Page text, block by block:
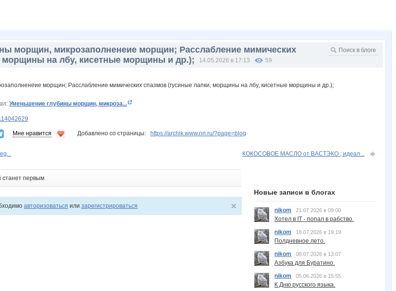
морщин, микрозаполненеие морщин; Расслабление мимических
морщины на лбу, кисетные морщины и др.);
14.05.2026 в 17:13 59
Уменьшение глубины морщин, микроза...
Мне нравится Добавлено со страницы: https://archik.www.nn.ru/?page=blog
КОКОСОВОЕ МАСЛО от ВАСТЭКО ; идеал...
станет первым
авторизоваться или зарегистрироваться
Новые записи в блогах
nikom 21.07.2026 в 09:00
Хотел в IT - попал в рабство.
nikom
18.07.2026 в 19:19
Полдневное лето.
nikom
08.07.2026 в 13:07
Азбука для Буратино.
nikom
05.06.2026 в 15:55
К Дню русского языка.